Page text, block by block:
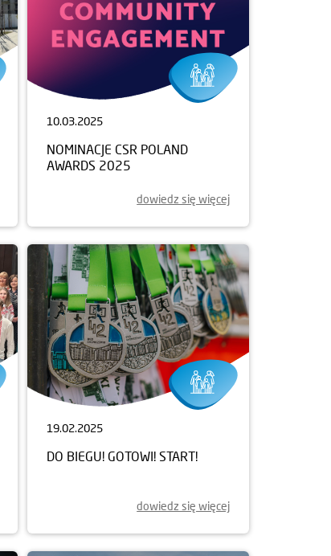
10.03.2025
NOMINACJE CSR POLAND
AWARDS 2025
dowiedz się więcej
19.02.2025
DO BIEGU! GOTOWI! START!
dowiedz się więcej